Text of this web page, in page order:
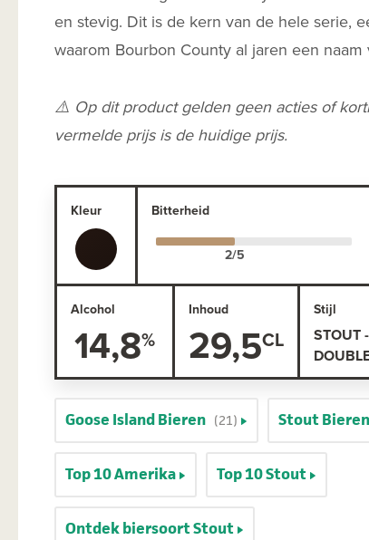
en stevig. Dit is de kern van de hele serie,
waarom Bourbon County al jaren een naam
⚠️ Op dit product gelden geen acties of
vermelde prijs is de huidige prijs.
Kleur Bitterheid
Alcohol
14,8
Inhoud
29,5
Stijl
STOUT
Goose Island Bieren (21) Stout Bieren
Top 10 Amerika Top 10 Stout
Ontdek biersoort Stout